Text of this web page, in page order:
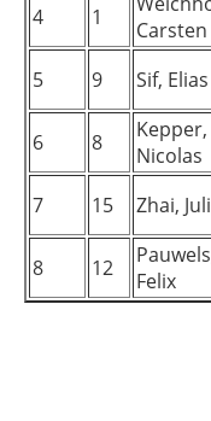
4 1
Carsten
5 9 Sif, Elias
6 8
Kepper,
Nicolas
7 15 Zhai,
8 12
Felix